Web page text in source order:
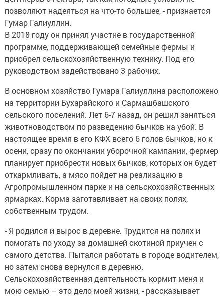
позволяют надеяться на что-то большее, - признается
Гумар Галиуллин.
В 2018 году он принял участие в государственной
программе, поддерживающей семейные фермы и
приобрел сельскохозяйственную технику. Под его
руководством задействовано 3 рабочих.
В основном хозяйство Гумара Галиуллина расположено
на территории Бухарайского и Сармашбашского
сельского поселений. Лет 6-7 назад, он решил заняться
животноводством по разведению бычков на убой. В
настоящее время в его КФХ всего 6 голов бычков, но к
осени, сразу по окончании уборочной кампании, фермер
планирует приобрести новых бычков, которых он будет
откармливать, а мясо пойдет на реализацию в
Агропромышленном парке и на сельскохозяйственных
ярмарках. Корма заготавливает на своих полях,
собственным трудом.
- Я родился и вырос в деревне. Трудится на полях и
помогать по уходу за домашней скотиной приучен с
самого детства. Пытался работать в городе водителем,
но затем снова вернулся в деревню.
Сельскохозяйственная деятельность кормит меня и
мою семью – это дело моей жизни, - рассказывает